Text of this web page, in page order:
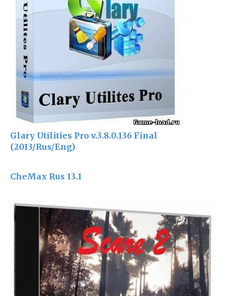
Glary Utilities Pro v.3.8.0.136 Final
(2013/Rus/Eng)
CheMax Rus 13.1